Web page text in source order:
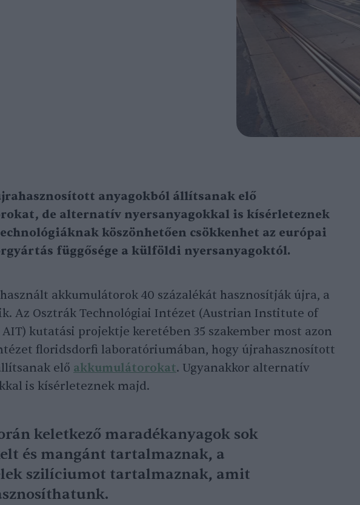
anyagokból állítsanak elő
de alternatív nyersanyagokkal is kísérleteznek
köszönhetően csökkenhet az európai
függősége a külföldi nyersanyagoktól.
akkumulátorok 40 százalékát hasznosítják újra, a
Az Osztrák Technológiai Intézet (Austrian Institute of
AIT) kutatási projektje keretében 35 szakember most azon
floridsdorfi laboratóriumában, hogy újrahasznosított
elő akkumulátorokat. Ugyanakkor alternatív
is kísérleteznek majd.
keletkező maradékanyagok sok
és mangánt tartalmaznak, a
szilíciumot tartalmaznak, amit